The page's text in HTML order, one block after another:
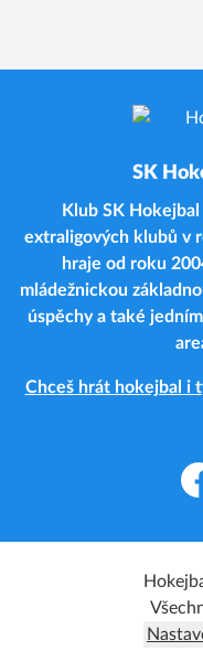
SK
Klub SK
extraligových klubů v
hraje od roku
mládežnickou
úspěchy a také
Chceš hrát hokejbal i